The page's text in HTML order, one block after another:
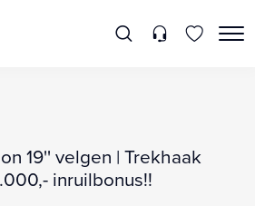
19'' velgen | Trekhaak
inruilbonus!!